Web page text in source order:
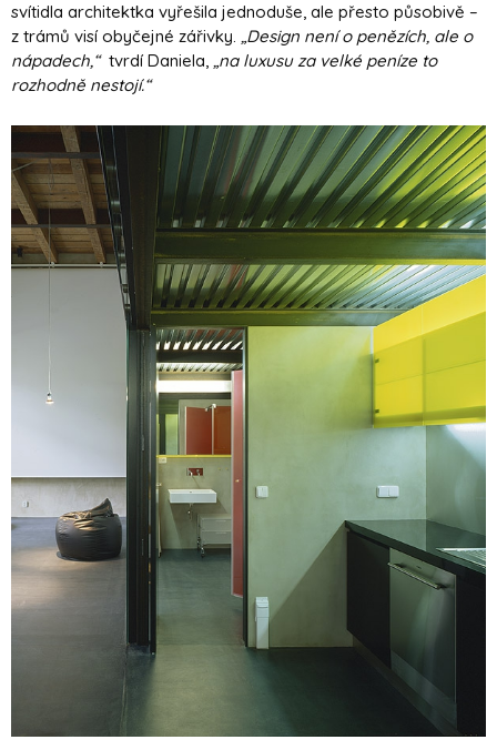
svítidla architektka vyřešila jednoduše, ale přesto působivě –
z trámů visí obyčejné zářivky. „Design není o penězích, ale o
nápadech,“tvrdí Daniela, „na luxusu za velké peníze to
rozhodně nestojí.“